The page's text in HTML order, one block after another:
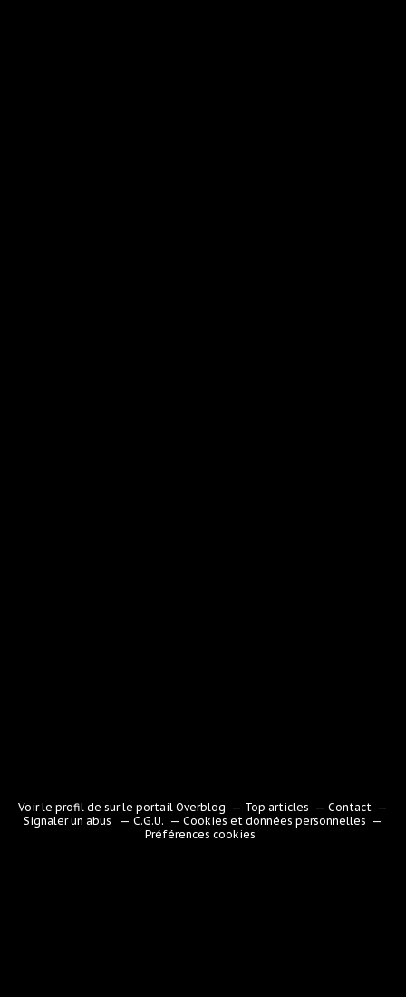
Voir le profil de sur le portail Overblog Top articles
Contact
Signaler un abus
C.G.U.
Cookies et données personnelles
Préférences cookies